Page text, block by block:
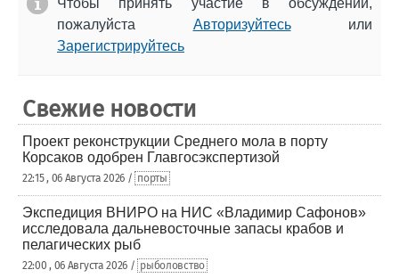
Чтобы принять участие в обсуждении,
пожалуйста Авторизуйтесьили
Зарегистрируйтесь
Свежие новости
Проект реконструкции Среднего мола в порту
Корсаков одобрен Главгосэкспертизой
22:15 , 06 Августа 2026 / порты
Экспедиция ВНИРО на НИС «Владимир Сафонов»
исследовала дальневосточные запасы крабов и
пелагических рыб
22:00 , 06 Августа 2026 / рыболовство